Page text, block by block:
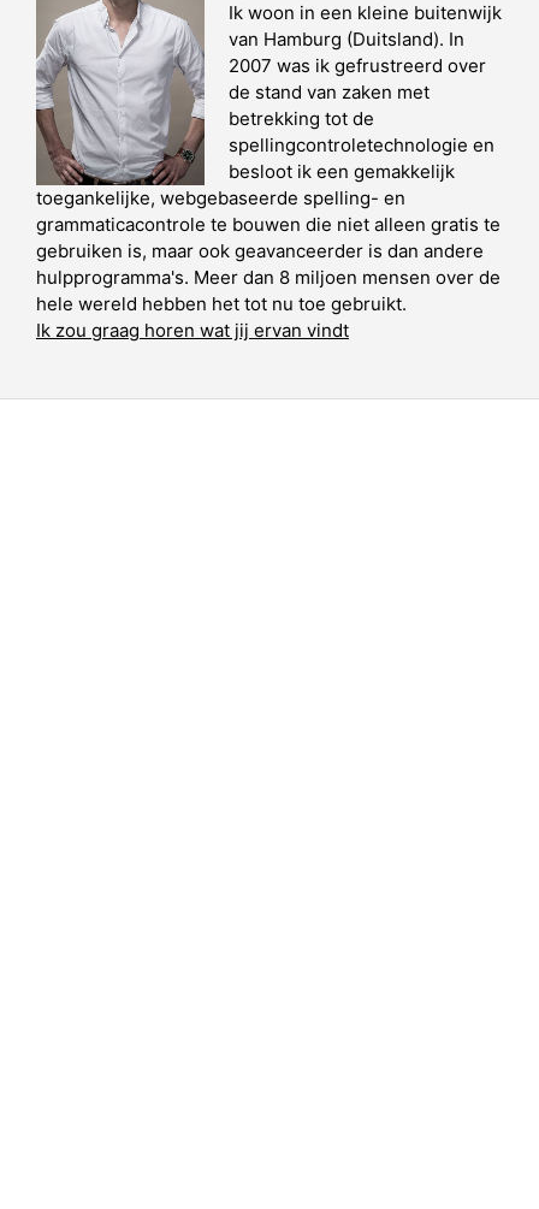
Ik woon in een kleine buitenwijk
van Hamburg (Duitsland). In
2007 was ik gefrustreerd over
de stand van zaken met
betrekking tot de
spellingcontroletechnologie en
besloot ik een gemakkelijk
toegankelijke, webgebaseerde spelling- en
grammaticacontrole te bouwen die niet alleen gratis te
gebruiken is, maar ook geavanceerder is dan andere
hulpprogramma's. Meer dan 8 miljoen mensen over de
hele wereld hebben het tot nu toe gebruikt.
Ik zou graag horen wat jij ervan vindt